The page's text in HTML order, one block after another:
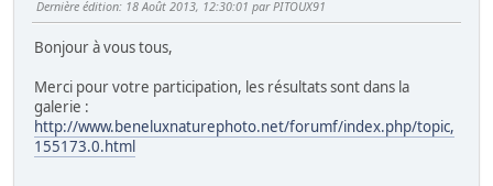
Dernière édition: 18 Août 2013, 12:30:01 par PITOUX91
Bonjour à vous tous,
Merci pour votre participation, les résultats sont dans la
galerie :
http://www.beneluxnaturephoto.net/forumf/index.php/topic,
155173.0.html